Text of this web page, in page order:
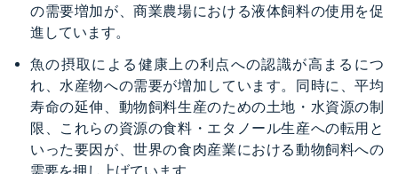
の需要増加が、商業農場における液体飼料の使用を促
進しています。
魚の摂取による健康上の利点への認識が高まるにつ
れ、水産物への需要が増加しています。同時に、平均
寿命の延伸、動物飼料生産のための土地・水資源の制
限、これらの資源の食料・エタノール生産への転用と
いった要因が、世界の食肉産業における動物飼料への